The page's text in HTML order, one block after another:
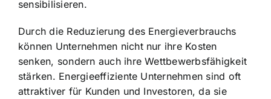
sensibilisieren.
Durch die Reduzierung des Energieverbrauchs
können Unternehmen nicht nur ihre Kosten
senken, sondern auch ihre Wettbewerbsfähigkeit
stärken. Energieeffiziente Unternehmen sind oft
attraktiver für Kunden und Investoren, da sie